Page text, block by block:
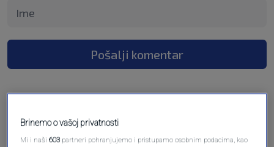
Pošalji komentar
Brinemo o vašoj privatnosti
Mi i naši603 partneri pohranjujemo i pristupamo osobnim podacima, kao